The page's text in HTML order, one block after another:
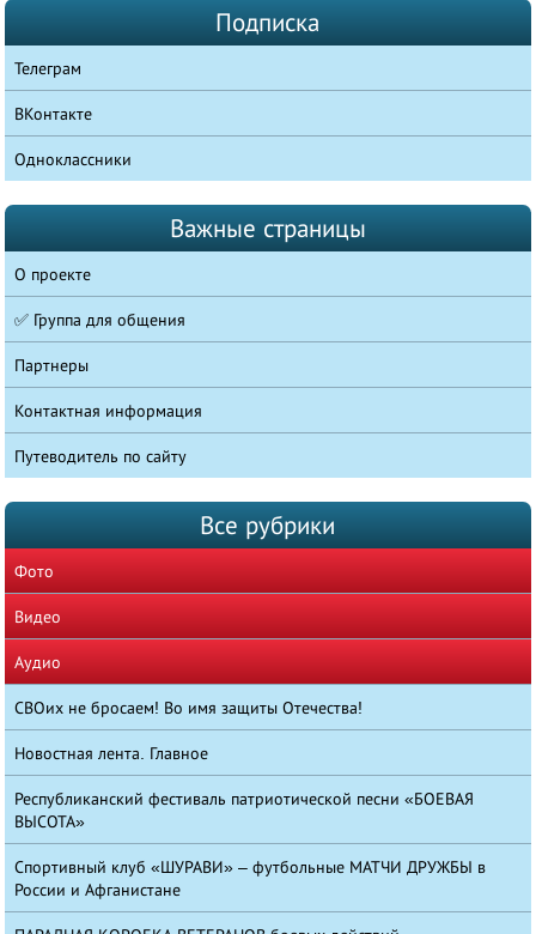
Подписка
Телеграм
ВКонтакте
Одноклассники
Важные страницы
О проекте
✅ Группа для общения
Партнеры
Контактная информация
Путеводитель по сайту
Все рубрики
Фото
Видео
Аудио
СВОих не бросаем! Во имя защиты Отечества!
Новостная лента. Главное
Республиканский фестиваль патриотической песни «БОЕВАЯ
ВЫСОТА»
Спортивный клуб «ШУРАВИ» – футбольные МАТЧИ ДРУЖБЫ в
России и Афганистане